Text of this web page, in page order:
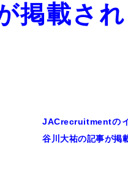
掲載さ
JACrecruitmentの
谷川大祐の記事が掲